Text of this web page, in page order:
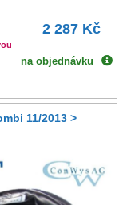
2 287 Kč
na objednávku
11/2013 >